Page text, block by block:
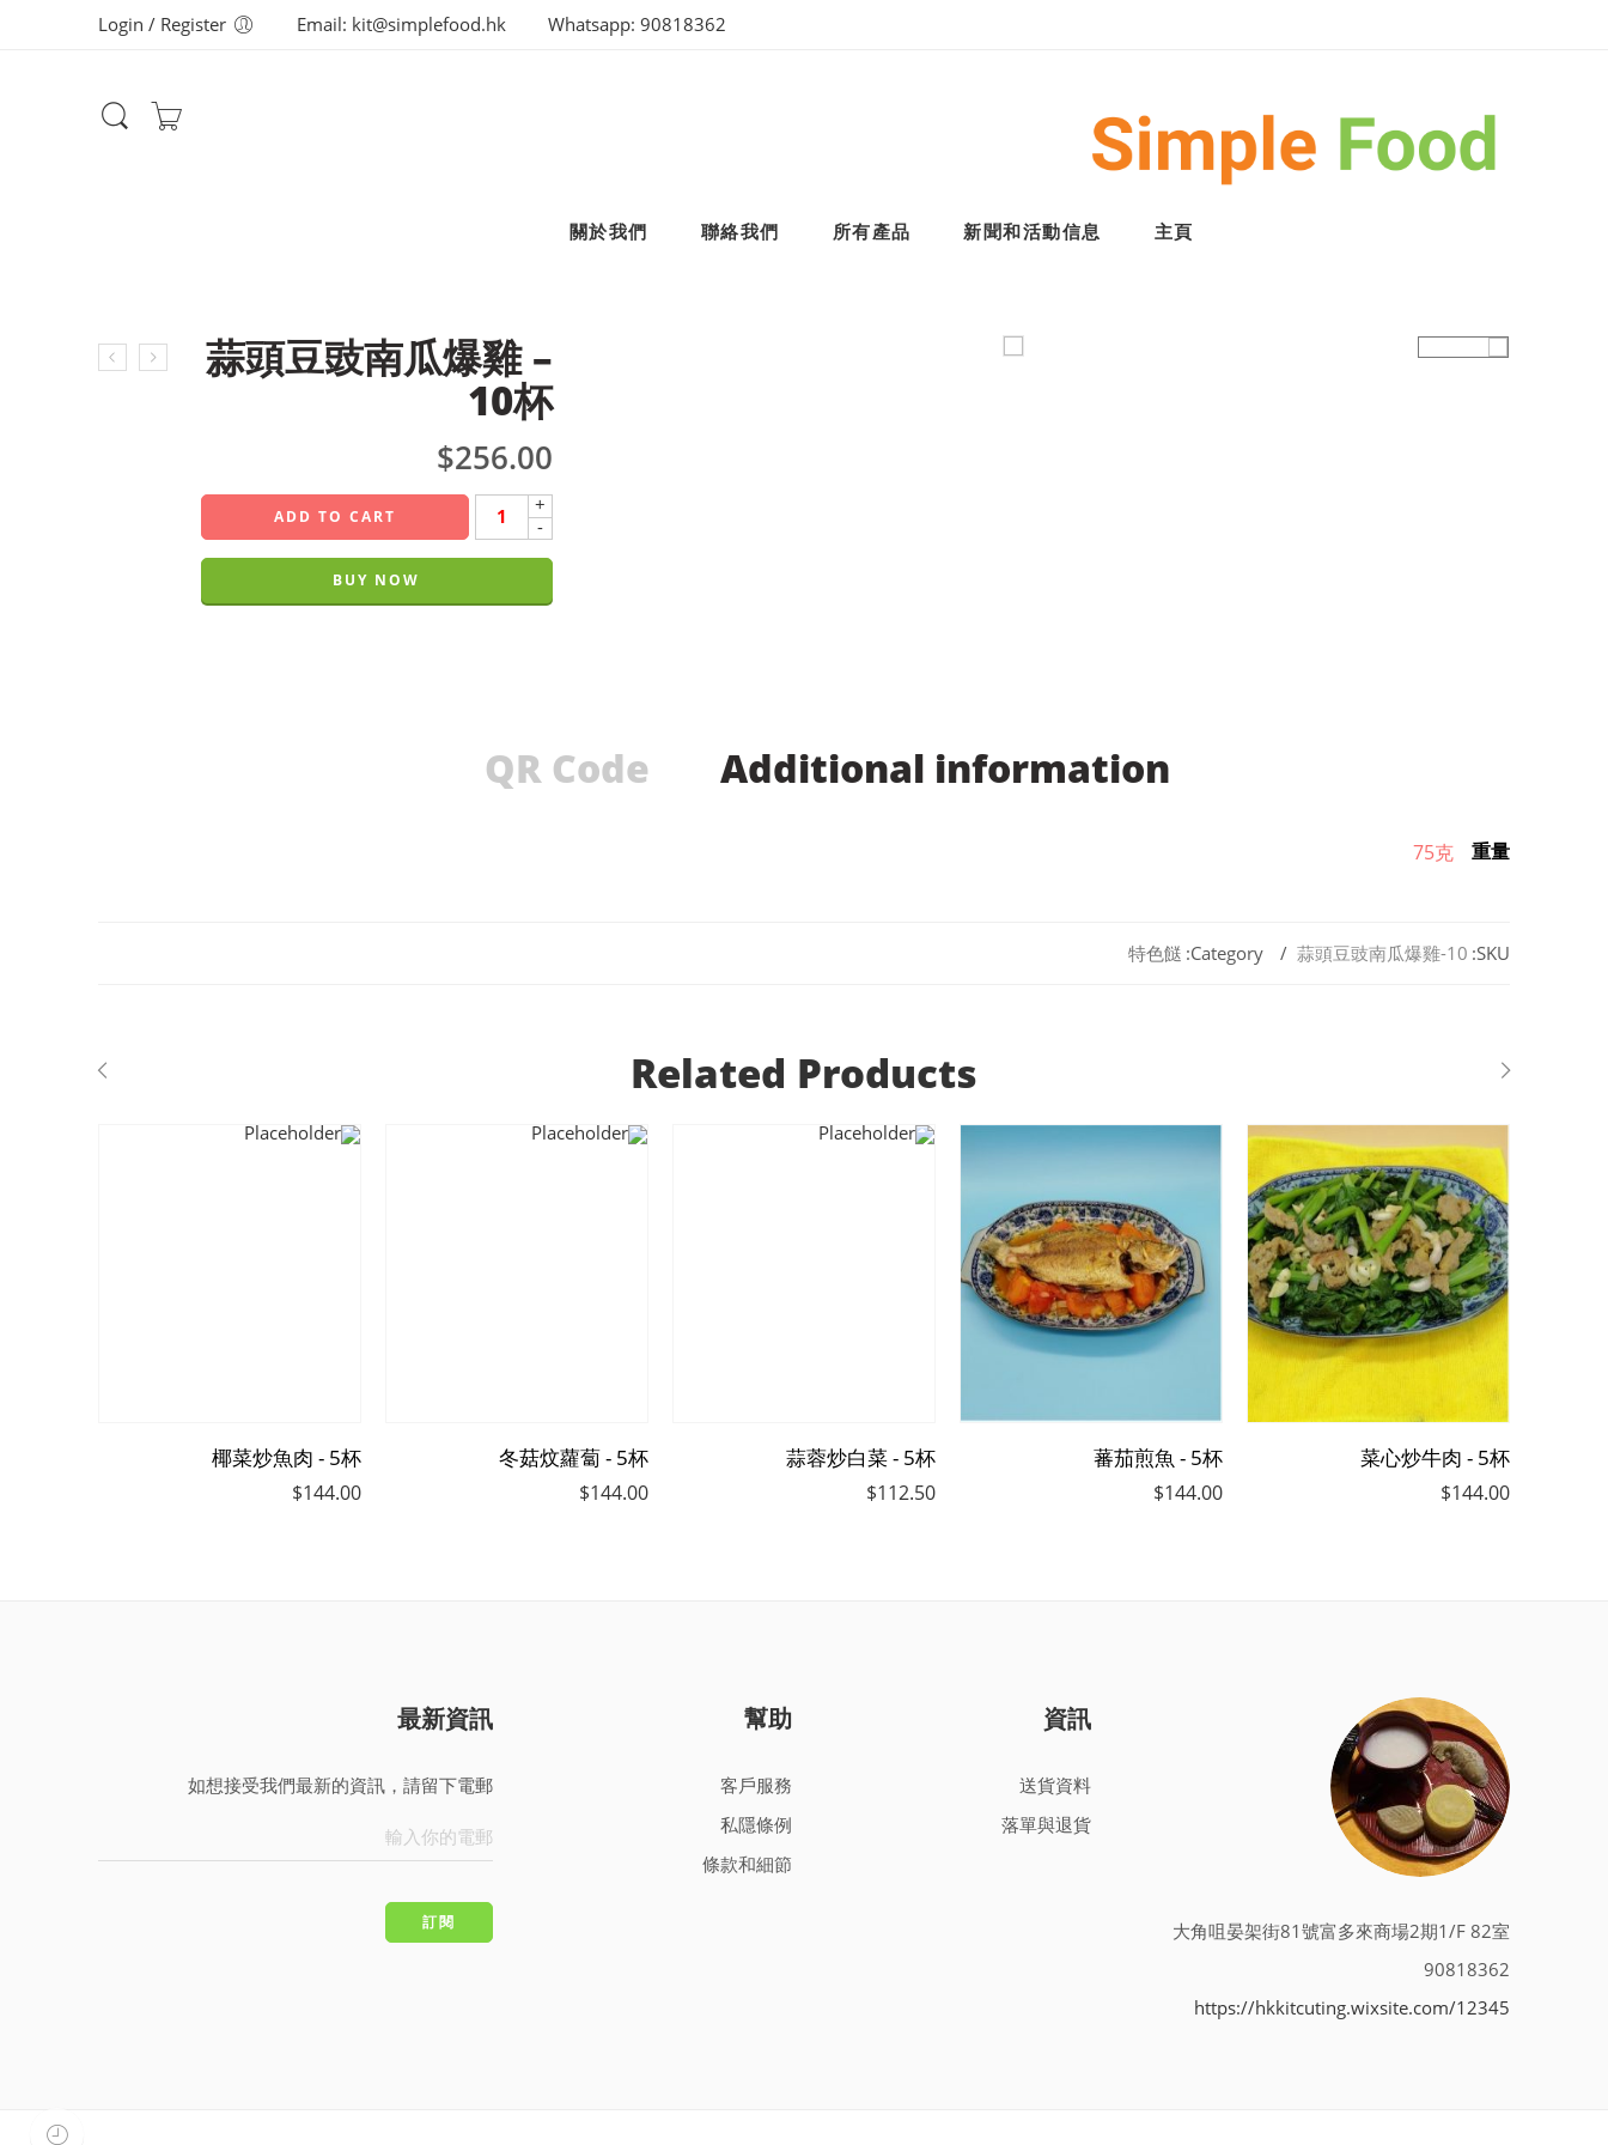
Whatsapp: 90818362
Email: kit@simplefood.hk
Login / Register
主頁
新聞和活動信息
所有產品
聯絡我們
關於我們
蒜頭豆豉南瓜爆雞 –
10杯
$256.00
+
-
ADD TO CART
BUY NOW
Additional information
QR Code
重量
75克
SKU:
蒜頭豆豉南瓜爆雞-10
Category:
特色餸
Related Products
菜心炒牛肉 - 5杯
$144.00
蕃茄煎魚 - 5杯
$144.00
蒜蓉炒白菜 - 5杯
$112.50
冬菇炆蘿蔔 - 5杯
$144.00
椰菜炒魚肉 - 5杯
$144.00
大角咀晏架街81號富多來商場2期1/F 82室
90818362
https://hkkitcuting.wixsite.com/12345
資訊
送貨資料
落單與退貨
幫助
客戶服務
私隱條例
條款和細節
最新資訊
如想接受我們最新的資訊，請留下電郵